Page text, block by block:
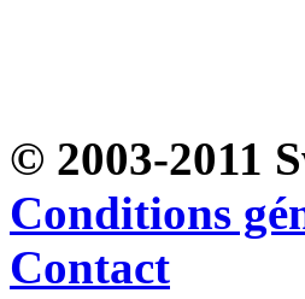
© 2003-2011
Conditions
Contact